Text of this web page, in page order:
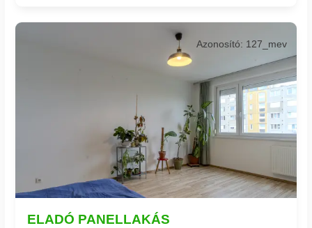
ELADÓ PANELLAKÁS
Azonosító: 127_mev